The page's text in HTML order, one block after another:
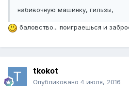
набивочную машинку, гильзы,
баловство... поиграешься и
tkokot
Опубликовано 4 июля, 2016